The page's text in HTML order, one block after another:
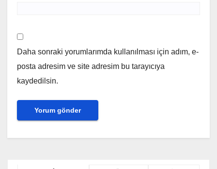
Daha sonraki yorumlarımda kullanılması için adım, e-
posta adresim ve site adresim bu tarayıcıya
kaydedilsin.